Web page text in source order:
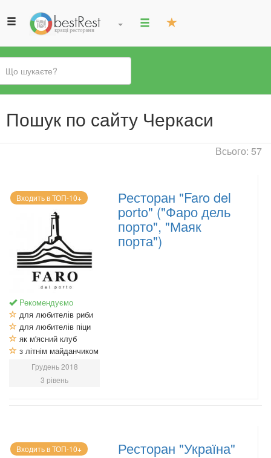
Ви
єПошук по сайту Черкаси
Всього: 57
Входить в ТОП-10+
Рекомендуємо
для любителів риби
для любителів піци
як м'ясний клуб
з літнім майданчиком
Грудень 2018
3 рівень
Ресторан "Faro del
porto" ("Фаро дель
порто", "Маяк
порта")
Входить в ТОП-10+ Ресторан "Україна"